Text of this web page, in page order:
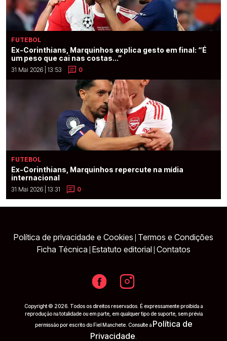
FUTEBOL
Ex-Corinthians, Marquinhos explica gesto em final: “É
um peso que cai nas costas...”
31 Mai 2026 | 13:53 0
FUTEBOL
Ex-Corinthians, Marquinhos repercute na mídia
internacional
31 Mai 2026 | 13:31 0
Política de privacidade e Cookies Termos e Condições
Ficha Técnica Estatuto editorial Contatos
Copyright © 2026. Todos os direitos reservados. É expressamente proibida a
reprodução na totalidade ou em parte, em qualquer tipo de suporte, sem prévia
permissão por escrito do Fiel Manchete. Consulte a Política de
Privacidade